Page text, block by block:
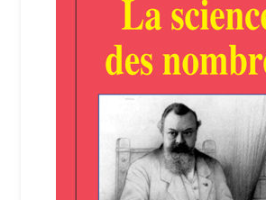
Login Customizer
Nous Contacter
Politique de confidentialité et cookies
Qui sommes-nous ?